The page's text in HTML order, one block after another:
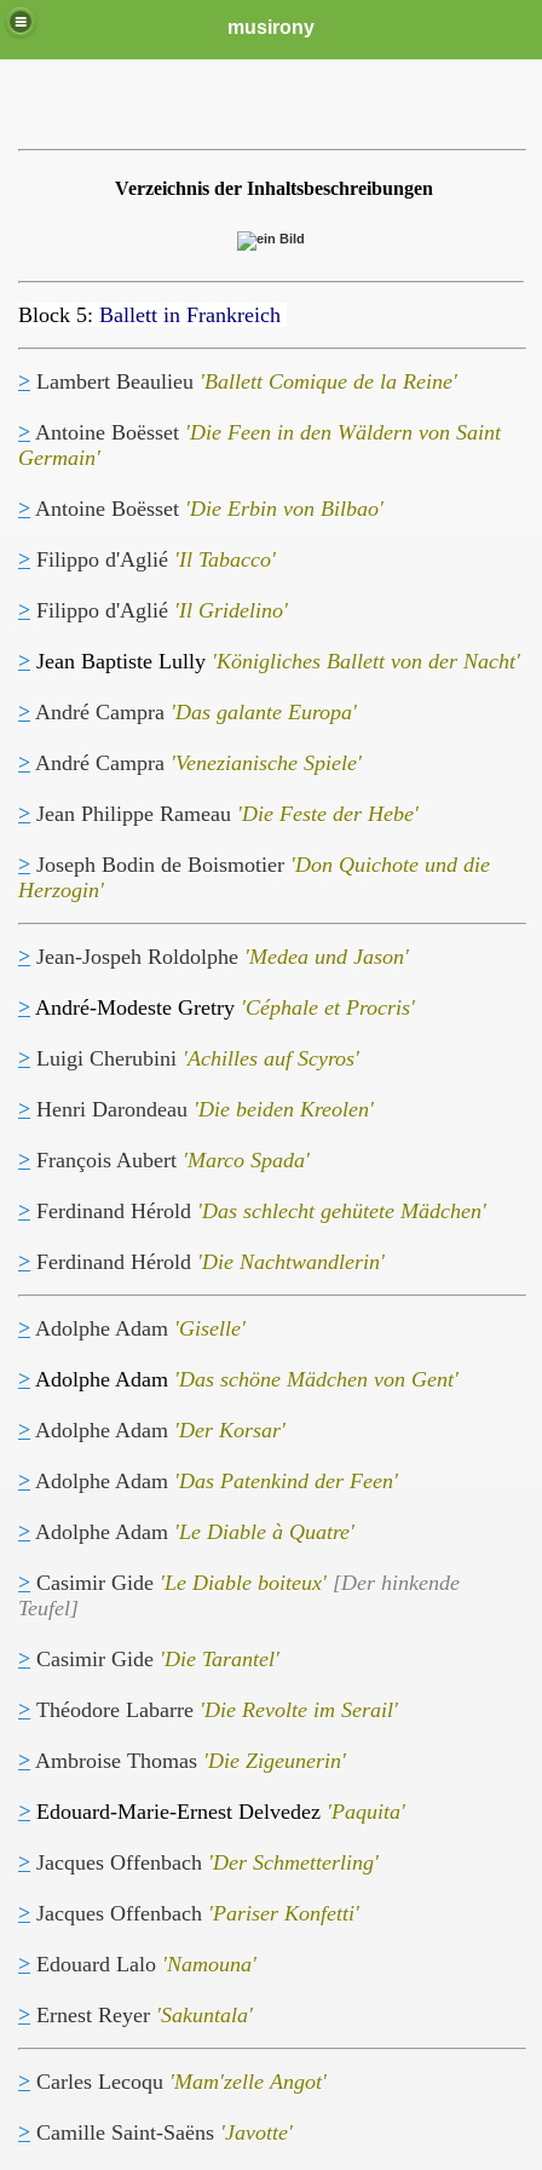
musirony
Verzeichnis der Inhaltsbeschreibungen
Block 5: Ballett in Frankreich
> Lambert Beaulieu 'Ballett Comique de la Reine'
> Antoine Boësset 'Die Feen in den Wäldern von Saint
Germain'
> Antoine Boësset 'Die Erbin von Bilbao'
> Filippo d'Aglié 'Il Tabacco'
> Filippo d'Aglié 'Il Gridelino'
> Jean Baptiste Lully 'Königliches Ballett von der Nacht'
> André Campra 'Das galante Europa'
> André Campra 'Venezianische Spiele'
> Jean Philippe Rameau 'Die Feste der Hebe'
> Joseph Bodin de Boismotier 'Don Quichote und die
Herzogin'
> Jean-Jospeh Roldolphe 'Medea und Jason'
> André-Modeste Gretry 'Céphale et Procris'
> Luigi Cherubini 'Achilles auf Scyros'
> Henri Darondeau 'Die beiden Kreolen'
> François Aubert 'Marco Spada'
> Ferdinand Hérold 'Das schlecht gehütete Mädchen'
> Ferdinand Hérold 'Die Nachtwandlerin'
> Adolphe Adam 'Giselle'
> Adolphe Adam 'Das schöne Mädchen von Gent'
> Adolphe Adam 'Der Korsar'
> Adolphe Adam 'Das Patenkind der Feen'
> Adolphe Adam 'Le Diable à Quatre'
> Casimir Gide 'Le Diable boiteux' [Der hinkende
Teufel]
> Casimir Gide 'Die Tarantel'
> Théodore Labarre 'Die Revolte im Serail'
> Ambroise Thomas 'Die Zigeunerin'
> Edouard-Marie-Ernest Delvedez 'Paquita'
> Jacques Offenbach 'Der Schmetterling'
> Jacques Offenbach 'Pariser Konfetti'
> Edouard Lalo 'Namouna'
> Ernest Reyer 'Sakuntala'
> Carles Lecoqu 'Mam'zelle Angot'
> Camille Saint-Saëns 'Javotte'